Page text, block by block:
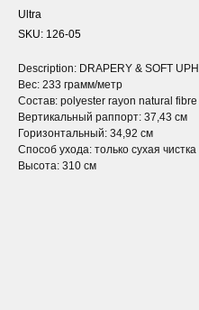
Ultra
SKU: 126-05
Description: DRAPERY & SOFT
Вес: 233 грамм/метр
Состав: polyester rayon natural fibre
Вертикальный раппорт: 37,43 см
Горизонтальный: 34,92 см
Способ ухода: только сухая чистка
Высота: 310 см